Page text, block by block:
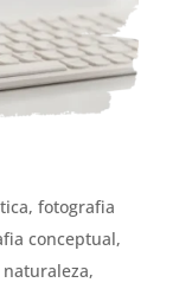
, fotografia
conceptual,
,